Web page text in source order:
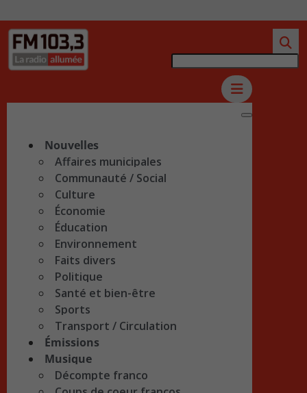
Nouvelles
Affaires municipales
Communauté / Social
Culture
Économie
Éducation
Environnement
Faits divers
Politique
Santé et bien-être
Sports
Transport / Circulation
Émissions
Musique
Décompte franco